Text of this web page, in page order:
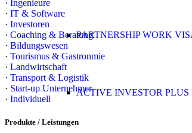
PARTNERSHIP WORK
ACTIVE INVESTOR PLUS
· Ingenieure
· IT & Software
· Investoren
· Coaching & Beratung
· Bildungswesen
· Tourismus & Gastronmie
· Landwirtschaft
· Transport & Logistik
· Start-up Unternehmer
· Individuell
Produkte / Leistungen